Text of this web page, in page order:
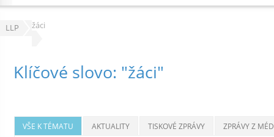
LLP žáci
Klíčové slovo: "žáci"
VŠE K TÉMATU AKTUALITY TISKOVÉ ZPRÁVY ZPRÁVY Z